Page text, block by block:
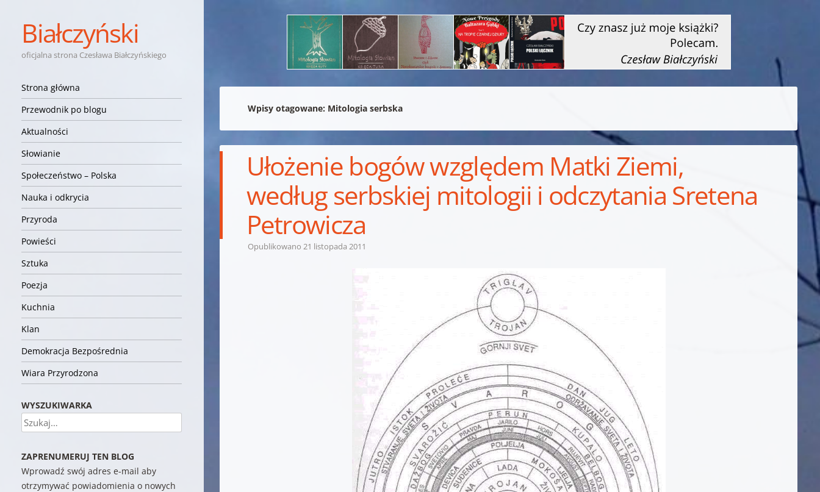
Białczyński
oficjalna strona Czesława Białczyńskiego
Nawigacja
Przejdź do treści
Strona główna
Przewodnik po blogu
Aktualności
Słowianie
Społeczeństwo – Polska
Nauka i odkrycia
Przyroda
Powieści
Sztuka
Poezja
Kuchnia
Klan
Demokracja Bezpośrednia
Wiara Przyrodzona
Wpisy otagowane: Mitologia serbska
Ułożenie bogów względem Matki Ziemi,
według serbskiej mitologii i odczytania Sretena
Petrowicza
Opublikowano21 listopada 2011
WYSZUKIWARKA
Szukaj
ZAPRENUMERUJ TEN BLOG
Wprowadź swój adres e-mail aby
otrzymywać powiadomienia o nowych